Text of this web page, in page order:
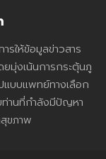
ให้ข้อมูลข่าวสาร
มุ่งเน้นการกระตุ้นภู
บบแพทย์ทางเลือก
านที่กำลังมีปัญหา
ขภาพ